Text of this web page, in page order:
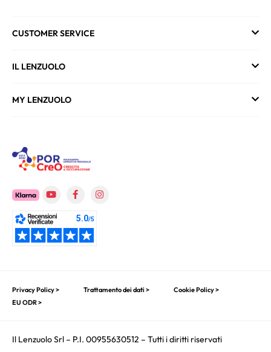
CUSTOMER SERVICE
IL LENZUOLO
MY LENZUOLO
Privacy Policy > Trattamento dei dati >
Cookie Policy >
EU ODR >
Il Lenzuolo Srl – P.I. 00955630512 – Tutti i diritti riservati